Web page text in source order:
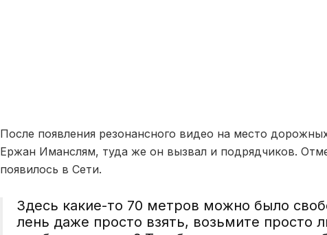
После появления резонансного видео на место
Ержан Иманслям, туда же он вызвал и подрядчиков.
появилось в Сети.
Здесь какие-то 70 метров можно было
лень даже просто взять, возьмите просто